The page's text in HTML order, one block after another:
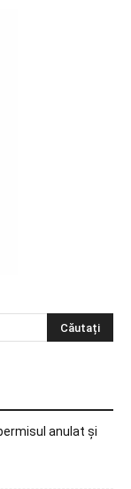
anulat și